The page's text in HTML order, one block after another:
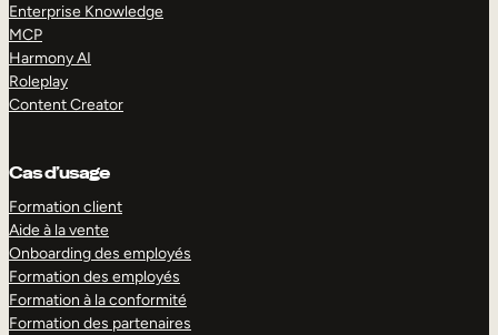
Enterprise Knowledge
MCP
Harmony AI
Roleplay
Content Creator
Cas d’usage
Formation client
Aide à la vente
Onboarding des employés
Formation des employés
Formation à la conformité
Formation des partenaires